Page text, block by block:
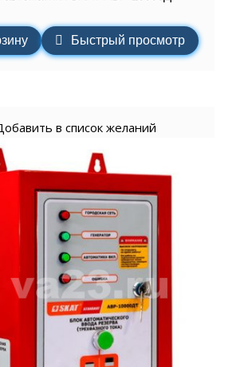
Быстрый просмотр
в список желаний